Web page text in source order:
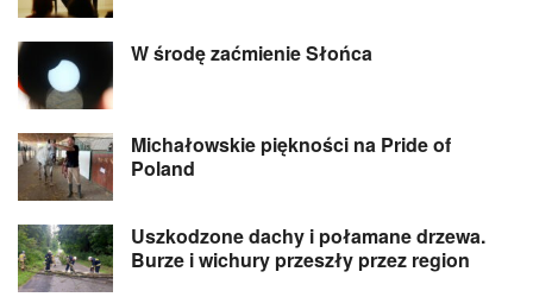
W środę zaćmienie Słońca
Michałowskie piękności na Pride of
Poland
Uszkodzone dachy i połamane drzewa.
Burze i wichury przeszły przez region